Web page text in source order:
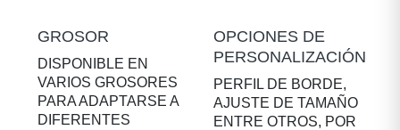
GROSOR
DISPONIBLE EN
VARIOS GROSORES
PARA ADAPTARSE A
DIFERENTES
OPCIONES DE
PERSONALIZACIÓN
PERFIL DE BORDE,
AJUSTE DE TAMAÑO
ENTRE OTROS, POR